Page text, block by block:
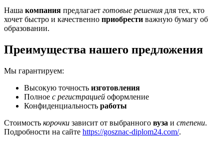
Наша компания предлагает готовые решения для тех, кто
хочет быстро и качественно приобрести важную бумагу об
образовании.
Преимущества нашего предложения
Мы гарантируем:
Высокую точность изготовления
Полное с регистрацией оформление
Конфиденциальность работы
Стоимость корочки зависит от выбранного вуза и степени.
Подробности на сайте https://gosznac-diplom24.com/.